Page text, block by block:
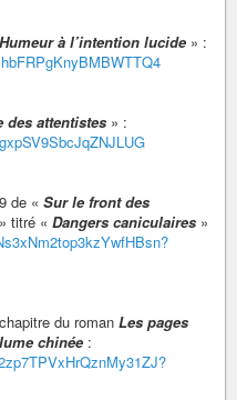
Humeur à l’intention lucide » :
des attentistes » :
de « Sur le front des
» titré « Dangers caniculaires »
du roman Les pages
chinée :